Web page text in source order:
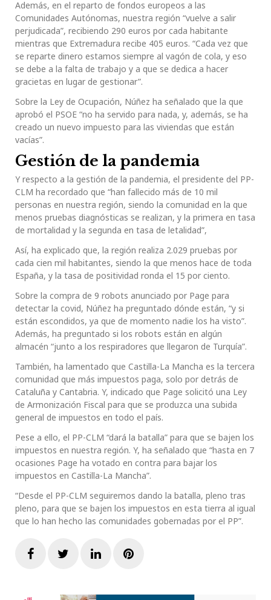
Además, en el reparto de fondos europeos a las
Comunidades Autónomas, nuestra región “vuelve a salir
perjudicada”, recibiendo 290 euros por cada habitante
mientras que Extremadura recibe 405 euros. “Cada vez que
se reparte dinero estamos siempre al vagón de cola, y eso
se debe a la falta de trabajo y a que se dedica a hacer
gracietas en lugar de gestionar”.
Sobre la Ley de Ocupación, Núñez ha señalado que la que
aprobó el PSOE “no ha servido para nada, y, además, se ha
creado un nuevo impuesto para las viviendas que están
vacías”.
Gestión de la pandemia
Y respecto a la gestión de la pandemia, el presidente del PP-
CLM ha recordado que “han fallecido más de 10 mil
personas en nuestra región, siendo la comunidad en la que
menos pruebas diagnósticas se realizan, y la primera en tasa
de mortalidad y la segunda en tasa de letalidad”,
Así, ha explicado que, la región realiza 2.029 pruebas por
cada cien mil habitantes, siendo la que menos hace de toda
España, y la tasa de positividad ronda el 15 por ciento.
Sobre la compra de 9 robots anunciado por Page para
detectar la covid, Núñez ha preguntado dónde están, “y si
están escondidos, ya que de momento nadie los ha visto”.
Además, ha preguntado si los robots están en algún
almacén “junto a los respiradores que llegaron de Turquía”.
También, ha lamentado que Castilla-La Mancha es la tercera
comunidad que más impuestos paga, solo por detrás de
Cataluña y Cantabria. Y, indicado que Page solicitó una Ley
de Armonización Fiscal para que se produzca una subida
general de impuestos en todo el país.
Pese a ello, el PP-CLM “dará la batalla” para que se bajen los
impuestos en nuestra región. Y, ha señalado que “hasta en 7
ocasiones Page ha votado en contra para bajar los
impuestos en Castilla-La Mancha”.
“Desde el PP-CLM seguiremos dando la batalla, pleno tras
pleno, para que se bajen los impuestos en esta tierra al igual
que lo han hecho las comunidades gobernadas por el PP”.
FacebookTwitterLinkedInPinterest